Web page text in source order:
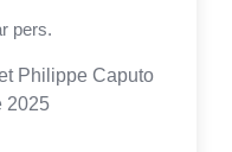
pers.
Philippe Caputo
2025